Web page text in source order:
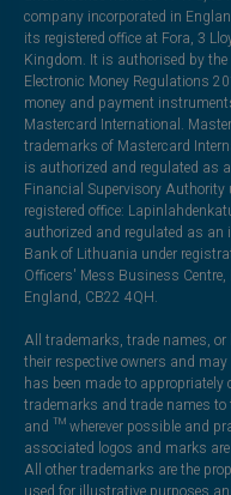
company incorporated in
its registered office at Fora, 3
Kingdom. It is authorised by
Electronic Money Regulations
money and payment
Mastercard International.
trademarks of Mastercard
is authorized and regulated as
Financial Supervisory
registered office:
authorized and regulated as an
Bank of Lithuania under
Officers' Mess Business
England, CB22 4QH.
All trademarks, trade names, or
their respective owners and
has been made to
trademarks and trade names
and ™ wherever possible and
associated logos and marks
All other trademarks are the